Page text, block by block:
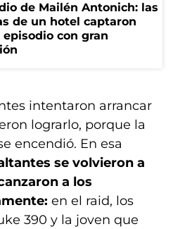
de Mailén Antonich: las
de un hotel captaron
con gran
intentaron arrancar
lograrlo, porque la
encendió. En esa
se volvieron a
a los
en el raid, los
390 y la joven que